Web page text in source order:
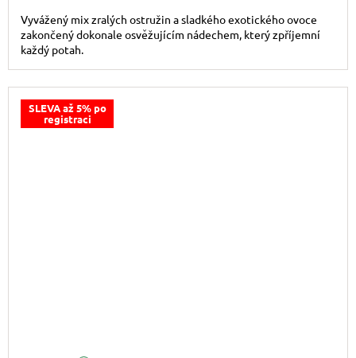
Vyvážený mix zralých ostružin a sladkého exotického ovoce
zakončený dokonale osvěžujícím nádechem, který zpříjemní
každý potah.
SLEVA až 5% po
registraci